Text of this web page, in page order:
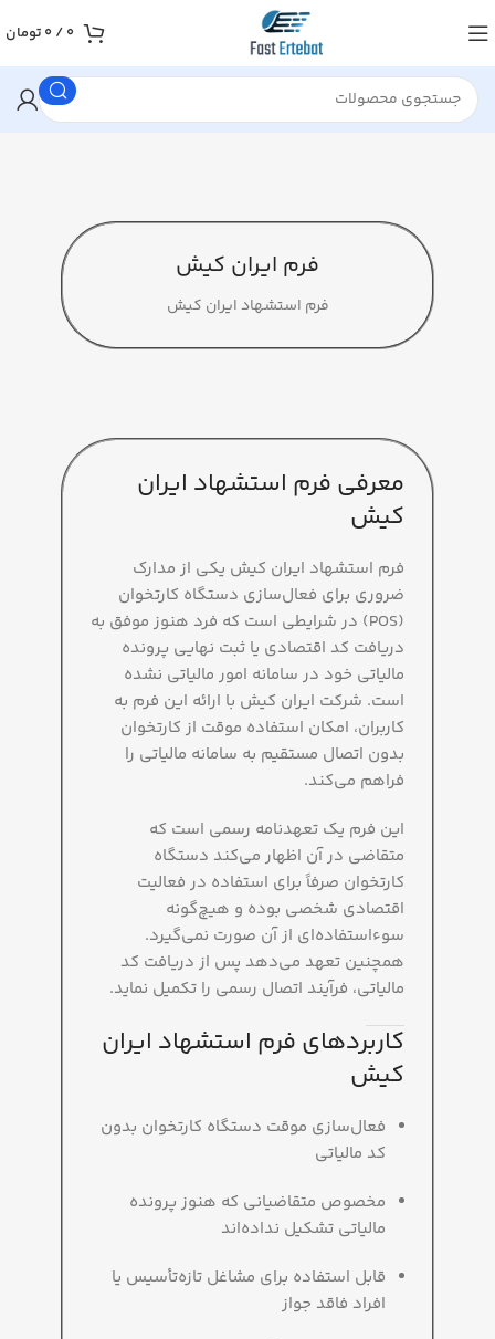
0
/
0 تومان
فرم ایران کیش
فرم استشهاد ایران کیش
معرفی فرم استشهاد ایران
کیش
فرم استشهاد ایران کیش یکی از مدارک
ضروری برای فعال‌سازی دستگاه کارتخوان
(POS) در شرایطی است که فرد هنوز موفق به
دریافت کد اقتصادی یا ثبت نهایی پرونده
مالیاتی خود در سامانه امور مالیاتی نشده
است. شرکت ایران کیش با ارائه این فرم به
کاربران، امکان استفاده موقت از کارتخوان
بدون اتصال مستقیم به سامانه مالیاتی را
فراهم می‌کند.
این فرم یک تعهدنامه رسمی است که
متقاضی در آن اظهار می‌کند دستگاه
کارتخوان صرفاً برای استفاده در فعالیت
اقتصادی شخصی بوده و هیچ‌گونه
سوءاستفاده‌ای از آن صورت نمی‌گیرد.
همچنین تعهد می‌دهد پس از دریافت کد
مالیاتی، فرآیند اتصال رسمی را تکمیل نماید.
کاربردهای فرم استشهاد ایران
کیش
فعال‌سازی موقت دستگاه کارتخوان بدون
کد مالیاتی
مخصوص متقاضیانی که هنوز پرونده
مالیاتی تشکیل نداده‌اند
قابل استفاده برای مشاغل تازه‌تأسیس یا
افراد فاقد جواز